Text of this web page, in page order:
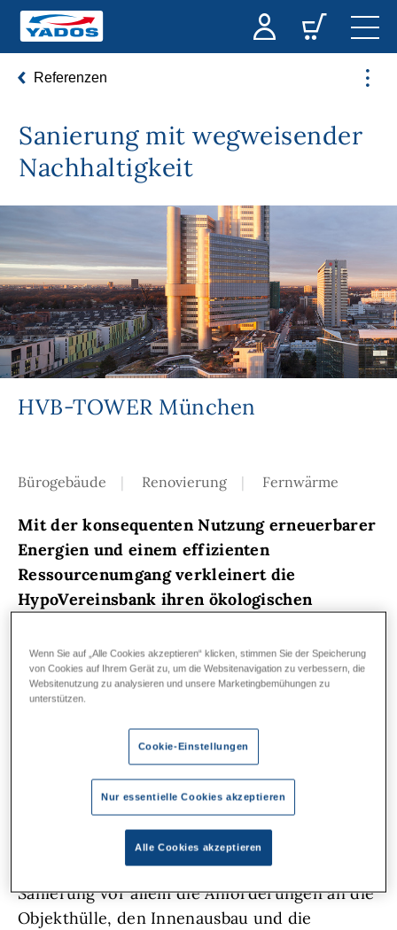
Referenzen
Sanierung mit wegweisender
Nachhaltigkeit
HVB-TOWER München
Bürogebäude Renovierung Fernwärme
Mit der konsequenten Nutzung erneuerbarer
Energien und einem effizienten
Ressourcenumgang verkleinert die
HypoVereinsbank ihren ökologischen
Umsetzung ressourcenschonender und
effizienzsteigernder Maßnahmen spiegelt
sich in der Sanierung des HVB Towers wider:
Mehr als 30 Jahre nach seiner Entstehung, ist
das LEED Platinum zertifizierte Green
Zur maßgeblichen Senkung des
Gebäudeenergiebedarfs wurden für die
Sanierung vor allem die Anforderungen an die
Objekthülle, den Innenausbau und die
Wenn Sie auf „Alle Cookies akzeptieren“ klicken, stimmen Sie der Speicherung
von Cookies auf Ihrem Gerät zu, um die Websitenavigation zu verbessern, die
Websitenutzung zu analysieren und unsere Marketingbemühungen zu
unterstützen.
Cookie-Einstellungen
Nur essentielle Cookies akzeptieren
Alle Cookies akzeptieren